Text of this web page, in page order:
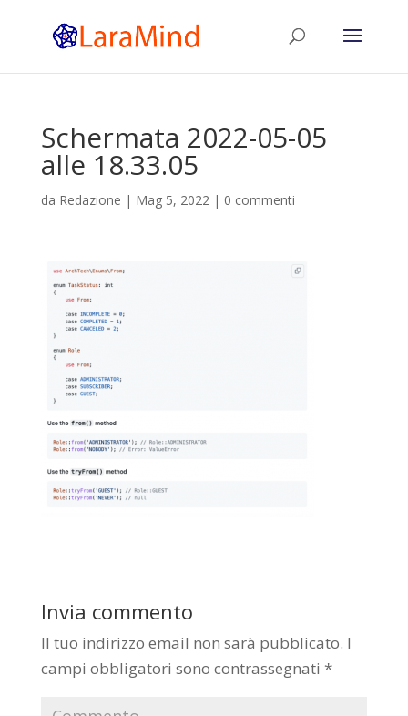
Schermata 2022-05-05
alle 18.33.05
da Redazione | Mag 5, 2022| 0 commenti
Invia commento
Il tuo indirizzo email non sarà pubblicato. I
campi obbligatori sono contrassegnati *